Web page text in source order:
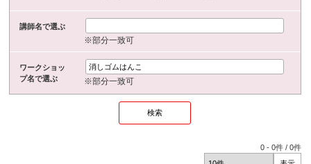
講師名で選ぶ
※部分一致可
ワークショッ
プ名で選ぶ
※部分一致可
0 -0件 /0件